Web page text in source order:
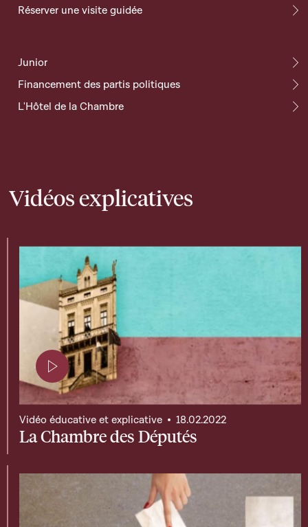
Réserver une visite guidée
Junior
Financement des partis politiques
L'Hôtel de la Chambre
Vidéos explicatives
Page contenant une vidéo
La Chambre des Députés
Vidéo éducative et explicative 18.02.2022